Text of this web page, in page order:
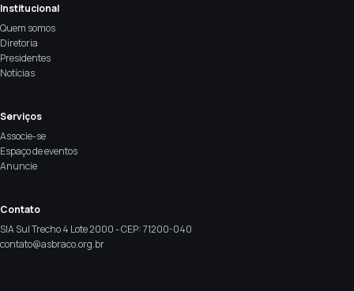
Institucional
Quem somos
Diretoria
Presidentes
Notícias
Serviços
Associe-se
Espaço de eventos
Anuncie
Contato
SIA Sul Trecho 4 Lote 2000 - CEP: 71200-040
contato@asbraco.org.br